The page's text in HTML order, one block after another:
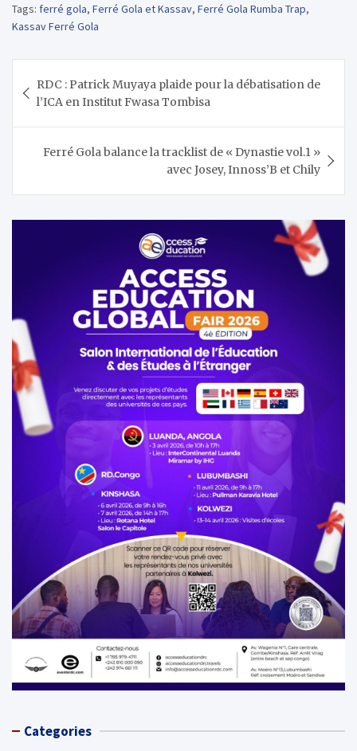
Tags: ferré gola, Ferré Gola et Kassav, Ferré Gola Rumba Trap,
Kassav Ferré Gola
de
l’article
RDC : Patrick Muyaya plaide pour la débatisation de
l’ICA en Institut Fwasa Tombisa
Ferré Gola balance la tracklist de « Dynastie vol.1 »
avec Josey, Innoss’B et Chily
Categories